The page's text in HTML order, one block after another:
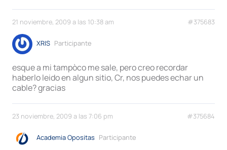
21 noviembre, 2009 a las 10:38 am #375683
XRIS Participante
esque a mi tampòco me sale, pero creo recordar
haberlo leido en algun sitio, Cr, nos puedes echar un
cable? gracias
23 noviembre, 2009 a las 7:06 pm #375684
Academia Opositas Participante